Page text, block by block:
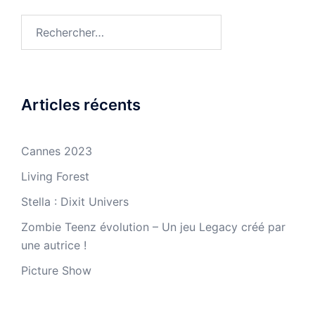
Articles récents
Cannes 2023
Living Forest
Stella : Dixit Univers
Zombie Teenz évolution – Un jeu Legacy créé par
une autrice !
Picture Show